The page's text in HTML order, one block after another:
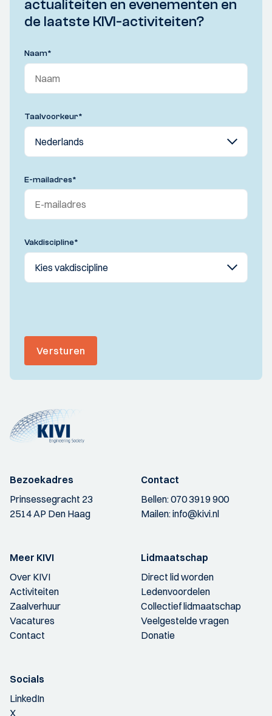
actualiteiten en evenementen en
de laatste KIVI-activiteiten?
Naam*
Taalvoorkeur*
E-mailadres*
Vakdiscipline*
Versturen
Bezoekadres
Prinsessegracht 23
2514 AP Den Haag
Contact
Bellen:070 3919 900
Mailen:info@kivi.nl
Meer KIVI
Over KIVI
Activiteiten
Zaalverhuur
Vacatures
Contact
Lidmaatschap
Direct lid worden
Ledenvoordelen
Collectief lidmaatschap
Veelgestelde vragen
Donatie
Socials
LinkedIn
X